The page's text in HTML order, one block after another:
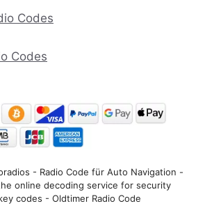
Codes
Codes
- Radio Code für Auto Navigation -
online decoding service for security
codes - Oldtimer Radio Code